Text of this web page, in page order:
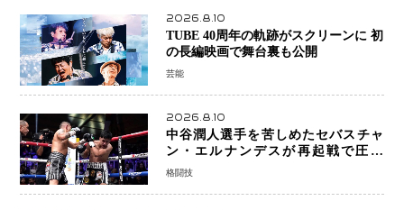
2026.8.10
TUBE 40周年の軌跡がスクリーンに 初
の長編映画で舞台裏も公開
芸能
2026.8.10
中谷潤人選手を苦しめたセバスチャ
ン・エルナンデスが再起戦で圧巻
KO 2回で相手を沈める…次戦は亀田
格闘技